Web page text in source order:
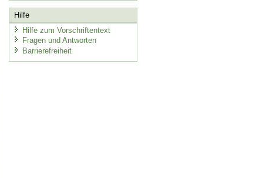
Hilfe
Hilfe zum Vorschriftentext
Fragen und Antworten
Barrierefreiheit